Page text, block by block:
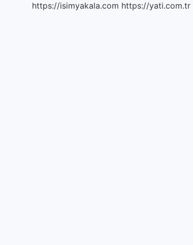
https://isimyakala.com https://yati.com.tr